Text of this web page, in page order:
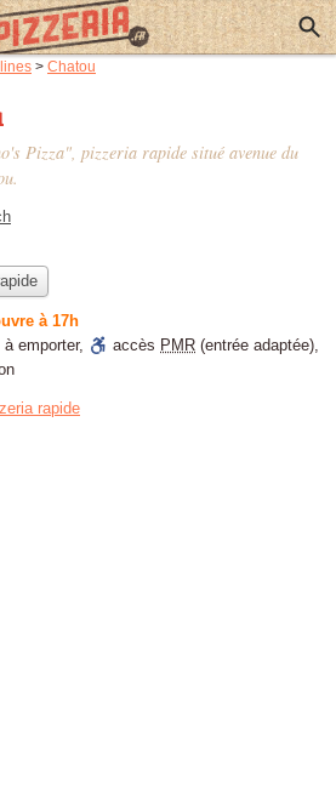
> Chatou
Pizza", pizzeria rapide situé avenue du
à 17h
à emporter, accès PMR (entrée adaptée),
rapide